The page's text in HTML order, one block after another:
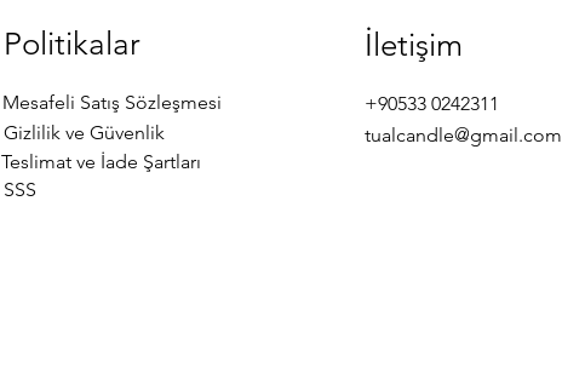
Politikalar
Mesafeli Satış Sözleşmesi
Gizlilik ve Güvenlik
Teslimat ve İade Şartları
SSS
İletişim
+90533 0242311
tualcandle@gmail.com